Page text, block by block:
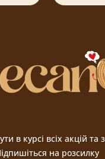
в курсі всіх акцій та
на розсилку